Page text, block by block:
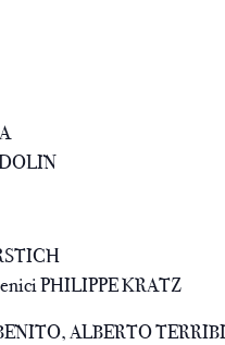
PHILIPPE KRATZ
ALBERTO